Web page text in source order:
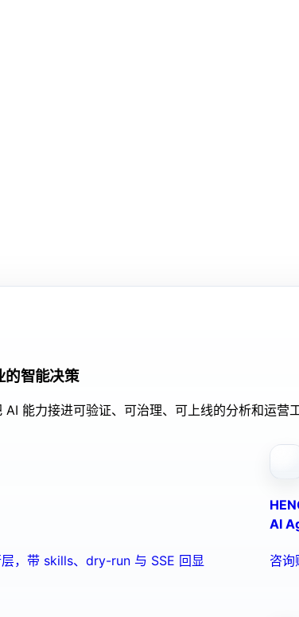
的智能决策
能力接进可验证、可治理、可上线的分析和运营工
，带 skills、dry-run 与 SSE 回显
AI
咨